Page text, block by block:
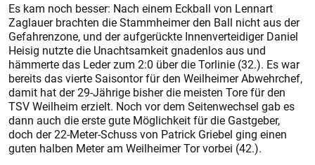
Es kam noch besser: Nach einem Eckball von Lennart
Zaglauer brachten die Stammheimer den Ball nicht aus der
Gefahrenzone, und der aufgerückte Innenverteidiger Daniel
Heisig nutzte die Unachtsamkeit gnadenlos aus und
hämmerte das Leder zum 2:0 über die Torlinie (32.). Es war
bereits das vierte Saisontor für den Weilheimer Abwehrchef,
damit hat der 29-Jährige bisher die meisten Tore für den
TSV Weilheim erzielt. Noch vor dem Seitenwechsel gab es
dann auch die erste gute Möglichkeit für die Gastgeber,
doch der 22-Meter-Schuss von Patrick Griebel ging einen
guten halben Meter am Weilheimer Tor vorbei (42.).